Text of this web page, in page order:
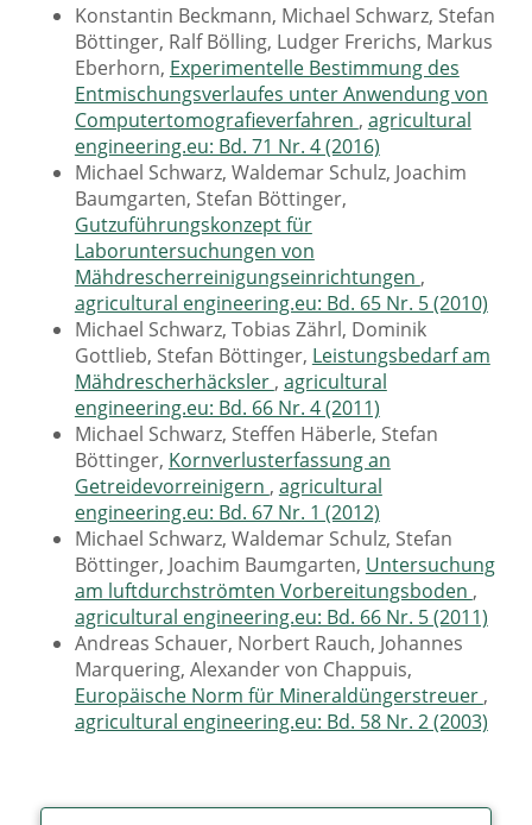
Konstantin Beckmann, Michael Schwarz, Stefan
Böttinger, Ralf Bölling, Ludger Frerichs, Markus
Eberhorn, Experimentelle Bestimmung des
Entmischungsverlaufes unter Anwendung von
Computertomografieverfahren , agricultural
engineering.eu: Bd. 71 Nr. 4 (2016)
Michael Schwarz, Waldemar Schulz, Joachim
Baumgarten, Stefan Böttinger,
Gutzuführungskonzept für
Laboruntersuchungen von
Mähdrescherreinigungseinrichtungen ,
agricultural engineering.eu: Bd. 65 Nr. 5 (2010)
Michael Schwarz, Tobias Zährl, Dominik
Gottlieb, Stefan Böttinger, Leistungsbedarf am
Mähdrescherhäcksler , agricultural
engineering.eu: Bd. 66 Nr. 4 (2011)
Michael Schwarz, Steffen Häberle, Stefan
Böttinger, Kornverlusterfassung an
Getreidevorreinigern , agricultural
engineering.eu: Bd. 67 Nr. 1 (2012)
Michael Schwarz, Waldemar Schulz, Stefan
Böttinger, Joachim Baumgarten, Untersuchung
am luftdurchströmten Vorbereitungsboden ,
agricultural engineering.eu: Bd. 66 Nr. 5 (2011)
Andreas Schauer, Norbert Rauch, Johannes
Marquering, Alexander von Chappuis,
Europäische Norm für Mineraldüngerstreuer ,
agricultural engineering.eu: Bd. 58 Nr. 2 (2003)